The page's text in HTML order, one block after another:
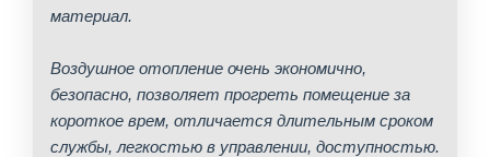
материал.
Воздушное отопление очень экономично,
безопасно, позволяет прогреть помещение за
короткое врем, отличается длительным сроком
службы, легкостью в управлении, доступностью.